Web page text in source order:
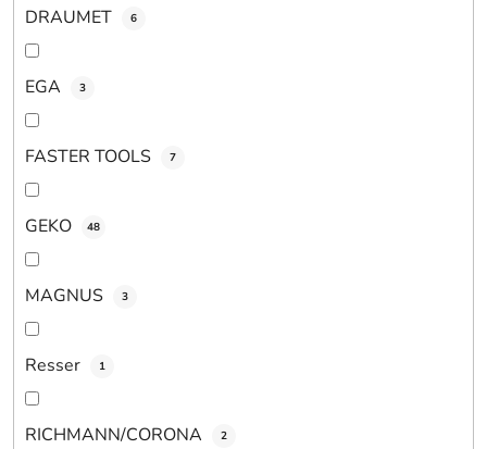
DRAUMET 6
EGA 3
FASTER TOOLS 7
GEKO 48
MAGNUS 3
Resser 1
RICHMANN/CORONA 2